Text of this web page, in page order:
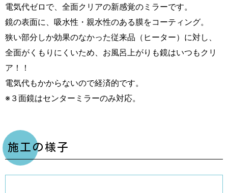
電気代ゼロで、全面クリアの新感覚のミラーです。
鏡の表面に、吸水性・親水性のある膜をコーティング。
狭い部分しか効果のなかった従来品（ヒーター）に対し、
全面がくもりにくいため、お風呂上がりも鏡はいつもクリ
ア！！
電気代もかからないので経済的です。
※３面鏡はセンターミラーのみ対応。
施工の様子